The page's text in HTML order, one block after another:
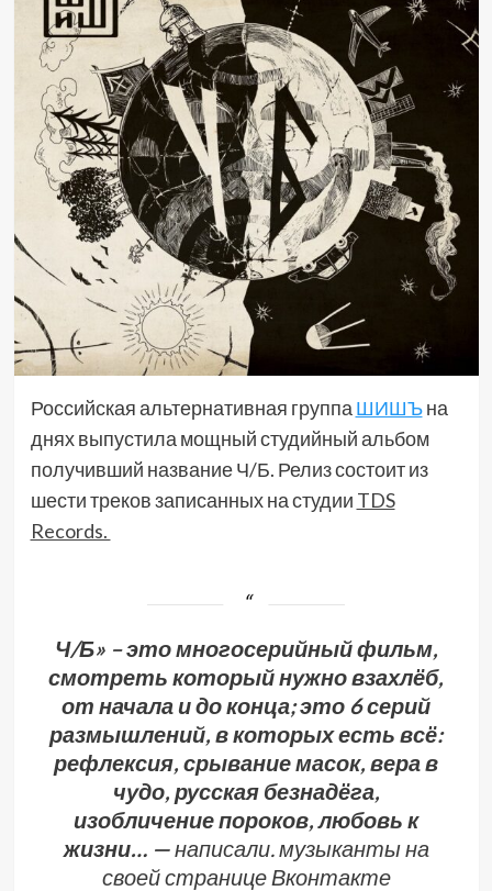
Российская альтернативная группа ШИШЪна
днях выпустила мощный студийный альбом
получивший название Ч/Б. Релиз состоит из
шести треков записанных на студии TDS
Records.
Ч/Б» – это многосерийный фильм,
смотреть который нужно взахлёб,
от начала и до конца; это 6 серий
размышлений, в которых есть всё:
рефлексия, срывание масок, вера в
чудо, русская безнадёга,
изобличение пороков, любовь к
жизни… —написали. музыканты на
своей странице Вконтакте